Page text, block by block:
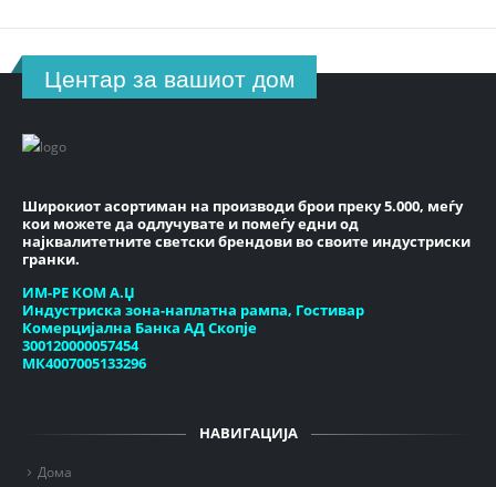
Центар за вашиот дом
Широкиот асортиман на производи брои преку 5.000, меѓу
кои можете да одлучувате и помеѓу едни од
најквалитетните светски брендови во своите индустриски
гранки.
ИМ-РЕ КОМ А.Џ
Индустриска зона-наплатна рампа, Гостивар
Комерцијална Банка АД Скопје
300120000057454
МК4007005133296
НАВИГАЦИЈА
Дома